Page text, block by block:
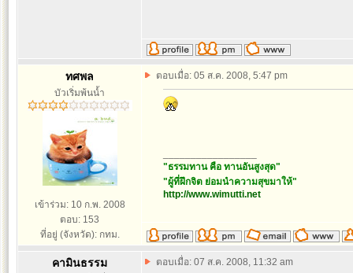
ทศพล
บัวเริ่มพ้นน้ำ
เข้าร่วม: 10 ก.พ. 2008
ตอบ: 153
ที่อยู่ (จังหวัด): กทม.
ตอบเมื่อ: 05 ส.ค. 2008, 5:47 pm
"ธรรมทาน คือ ทานอันสูงสุด"
"ผู้ที่ฝึกจิต ย่อมนำความสุขมาให้"
http://www.wimutti.net
คามินธรรม ตอบเมื่อ: 07 ส.ค. 2008, 11:32 am